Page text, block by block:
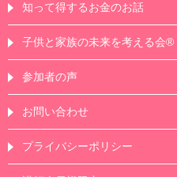
知って得するお金のお話
子供と家族の未来を考える会®
参加者の声
お問い合わせ
プライバシーポリシー